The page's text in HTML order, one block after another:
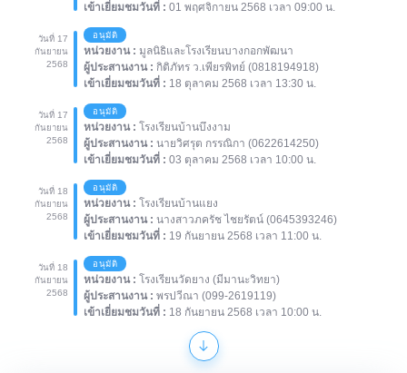
เข้าเยี่ยมชมวันที่ : 01 พฤศจิกายน 2568 เวลา 09:00 น.
วันที่ 17
กันยายน
2568
อนุมัติ
หน่วยงาน : มูลนิธิและโรงเรียนบางกอกพัฒนา
ผู้ประสานงาน : กิติภัทร ว.เพียรพิทย์ (0818194918)
เข้าเยี่ยมชมวันที่ : 18 ตุลาคม 2568 เวลา 13:30 น.
วันที่ 17
กันยายน
2568
อนุมัติ
หน่วยงาน : โรงเรียนบ้านบึงงาม
ผู้ประสานงาน : นายวิศรุต กรรณิกา (0622614250)
เข้าเยี่ยมชมวันที่ : 03 ตุลาคม 2568 เวลา 10:00 น.
วันที่ 18
กันยายน
2568
อนุมัติ
หน่วยงาน : โรงเรียนบ้านแยง
ผู้ประสานงาน : นางสาวภครัช ไชยรัตน์ (0645393246)
เข้าเยี่ยมชมวันที่ : 19 กันยายน 2568 เวลา 11:00 น.
วันที่ 18
กันยายน
2568
อนุมัติ
หน่วยงาน : โรงเรียนวัดยาง (มีมานะวิทยา)
ผู้ประสานงาน : พรปวีณา (099-2619119)
เข้าเยี่ยมชมวันที่ : 18 กันยายน 2568 เวลา 10:00 น.